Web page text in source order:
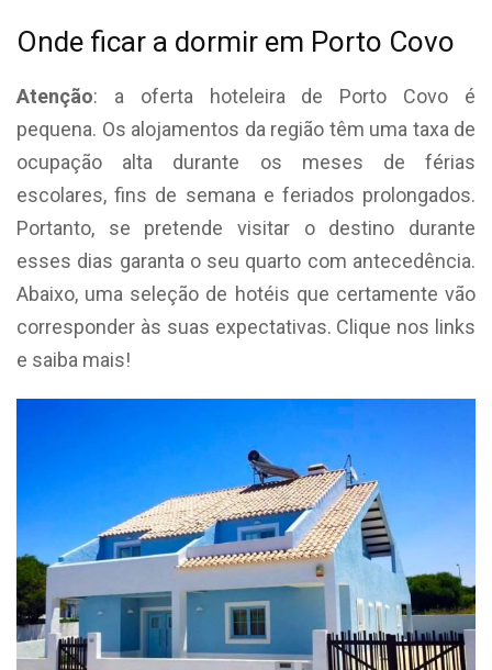
Onde ficar a dormir em Porto Covo
Atenção: a oferta hoteleira de Porto Covo é
pequena. Os alojamentos da região têm uma taxa de
ocupação alta durante os meses de férias
escolares, fins de semana e feriados prolongados.
Portanto, se pretende visitar o destino durante
esses dias garanta o seu quarto com antecedência.
Abaixo, uma seleção de hotéis que certamente vão
corresponder às suas expectativas. Clique nos links
e saiba mais!